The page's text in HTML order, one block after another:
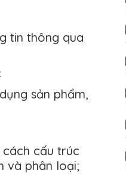
tin thông qua
sản phẩm,
cấu trúc
và phân loại;